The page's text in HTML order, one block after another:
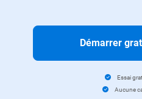
Démarrer
Essai
Aucune